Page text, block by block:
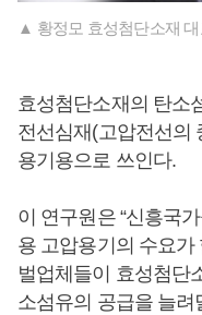
▲ 황정모 효성첨단소재
효성첨단소재의 탄소
전선심재(고압전선의
용기용으로 쓰인다.
이 연구원은 “신흥국
용 고압용기의 수요가
벌업체들이 효성첨단
소섬유의 공급을 늘려